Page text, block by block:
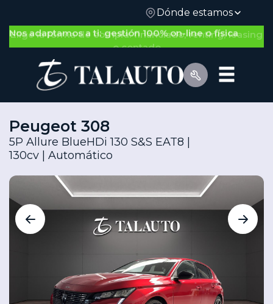
Dónde estamos
Nos adaptamos a ti: gestión 100% on-line o física
Por Tipo de Vehículo
Peugeot 308
5P Allure BlueHDi 130 S&S EAT8 |
130cv | Automático